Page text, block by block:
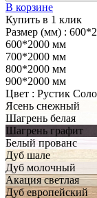
В корзине
Купить в 1 клик
Размер (мм) :
600*2000 мм
700*2000 мм
800*2000 мм
900*2000 мм
Цвет : Рустик
Ясень снежный
Шагрень белая
Шагрень графит
Белый прованс
Дуб шале
Дуб молочный
Акация светлая
Дуб европейский